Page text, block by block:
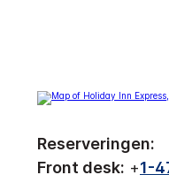
Reserveringen:
Front desk: +1-